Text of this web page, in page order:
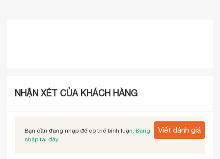
NHẬN XÉT CỦA KHÁCH HÀNG
Viết đánh giá
Bạn cần đăng nhập để có thể bình luận. Đăng
nhập tại đây.